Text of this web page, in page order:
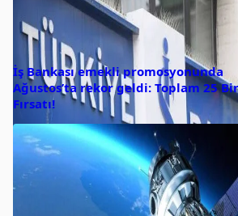
İş Bankası emekli promosyonunda
Ağustos’ta rekor geldi: Toplam 25
Fırsatı!